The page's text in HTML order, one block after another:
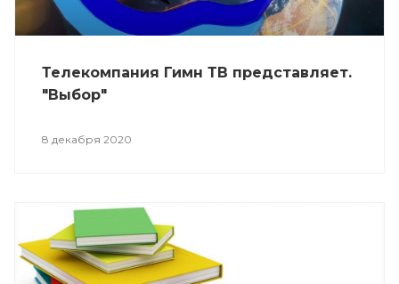
Телекомпания Гимн ТВ представляет.
"Выбор"
8 декабря 2020